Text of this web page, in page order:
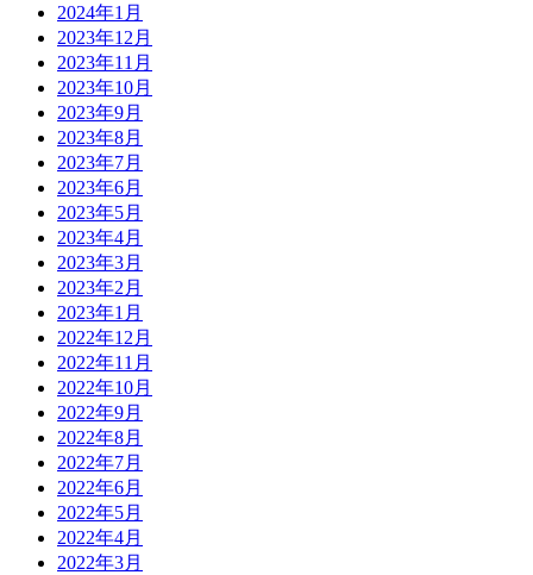
2024年1月
2023年12月
2023年11月
2023年10月
2023年9月
2023年8月
2023年7月
2023年6月
2023年5月
2023年4月
2023年3月
2023年2月
2023年1月
2022年12月
2022年11月
2022年10月
2022年9月
2022年8月
2022年7月
2022年6月
2022年5月
2022年4月
2022年3月